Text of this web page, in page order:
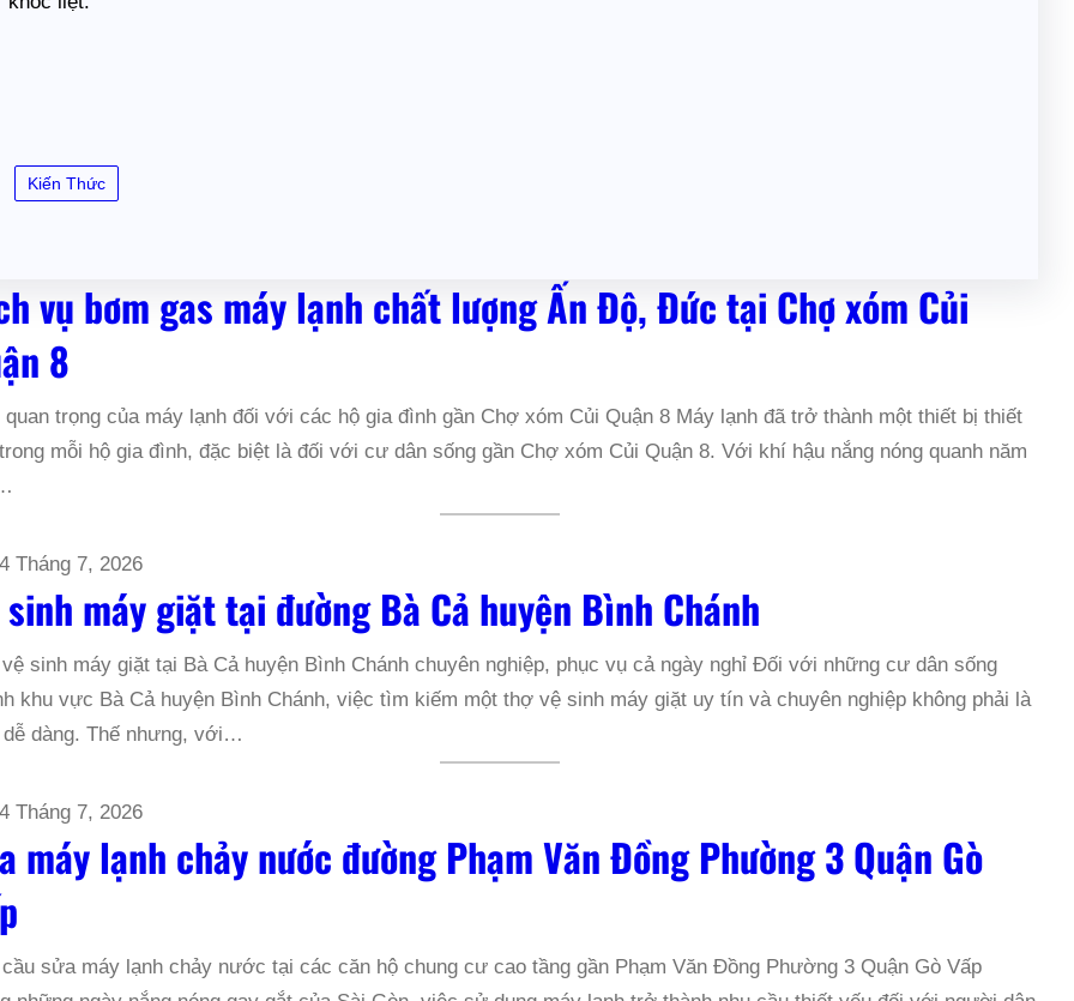
Kiến Thức
vụ bơm gas máy lạnh chất lượng Ấn Độ, Đức tại Chợ xóm Củi
8
quan trọng của máy lạnh đối với các hộ gia đình gần Chợ xóm Củi Quận 8 Máy lạnh đã trở thành một thiết bị thiết
mỗi hộ gia đình, đặc biệt là đối với cư dân sống gần Chợ xóm Củi Quận 8. Với khí hậu nắng nóng quanh năm
Tháng 7, 2026
sinh máy giặt tại đường Bà Cả huyện Bình Chánh
sinh máy giặt tại Bà Cả huyện Bình Chánh chuyên nghiệp, phục vụ cả ngày nghỉ Đối với những cư dân sống
khu vực Bà Cả huyện Bình Chánh, việc tìm kiếm một thợ vệ sinh máy giặt uy tín và chuyên nghiệp không phải là
dễ dàng. Thế nhưng, với…
Tháng 7, 2026
máy lạnh chảy nước đường Phạm Văn Đồng Phường 3 Quận Gò
sửa máy lạnh chảy nước tại các căn hộ chung cư cao tầng gần Phạm Văn Đồng Phường 3 Quận Gò Vấp